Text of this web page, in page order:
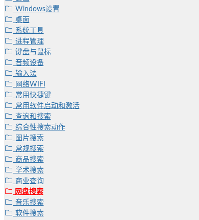
Windows设置
桌面
系统工具
进程管理
键盘与鼠标
音频设备
输入法
网络WIFI
常用快捷键
常用软件启动和激活
查询和搜索
综合性搜索动作
图片搜索
常规搜索
商品搜索
学术搜索
商业查询
网盘搜索
音乐搜索
软件搜索